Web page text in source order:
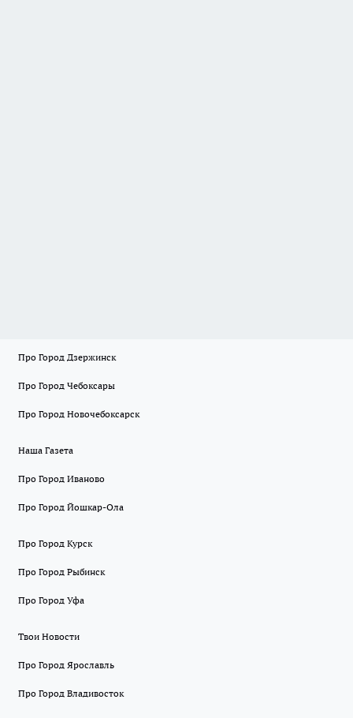
Про Город Дзержинск
Про Город Чебоксары
Про Город Новочебоксарск
Наша Газета
Про Город Иваново
Про Город Йошкар-Ола
Про Город Курск
Про Город Рыбинск
Про Город Уфа
Твои Новости
Про Город Ярославль
Про Город Владивосток